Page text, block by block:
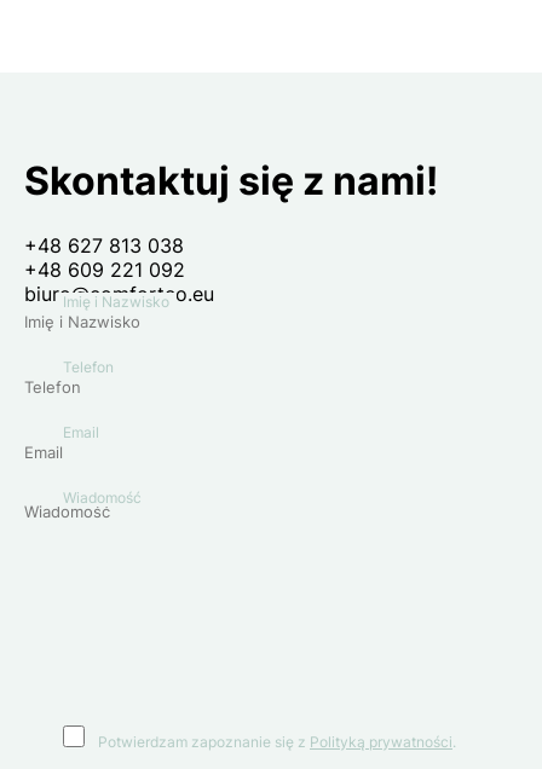
Skontaktuj się z nami!
+48 627 813 038
+48 609 221 092
biuro@comforteo.eu
Imię i Nazwisko
Telefon
Email
Wiadomość
Potwierdzam zapoznanie się z Polityką prywatności.